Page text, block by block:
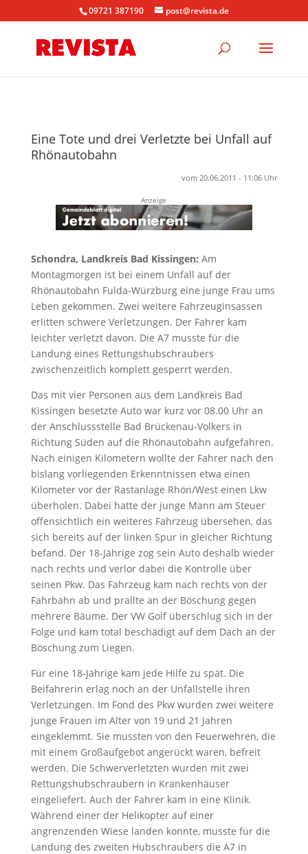
09721 387190 post@revista.de
Eine Tote und drei Verletzte bei Unfall auf
Rhönautobahn
vom 20.06.2011 - 11:06 Uhr
Anzeige
Schondra, Landkreis Bad Kissingen: Am
Montagmorgen ist bei einem Unfall auf der
Rhönautobahn Fulda-Würzburg eine junge Frau ums
Leben gekommen. Zwei weitere Fahrzeuginsassen
erlitten schwere Verletzungen. Der Fahrer kam
leichter verletzt davon. Die A7 musste für die
Landung eines Rettungshubschraubers
zwischenzeitlich komplett gesperrt werden.
Das mit vier Personen aus dem Landkreis Bad
Kissingen besetzte Auto war kurz vor 08.00 Uhr an
der Anschlussstelle Bad Brückenau-Volkers in
Richtung Süden auf die Rhönautobahn aufgefahren.
Nach einigen Kilometern wollte der Fahrer nach den
bislang vorliegenden Erkenntnissen etwa einen
Kilometer vor der Rastanlage Rhön/West einen Lkw
überholen. Dabei hatte der junge Mann am Steuer
offensichtlich ein weiteres Fahrzeug übersehen, das
sich bereits auf der linken Spur in gleicher Richtung
befand. Der 18-Jährige zog sein Auto deshalb wieder
nach rechts und verlor dabei die Kontrolle über
seinen Pkw. Das Fahrzeug kam nach rechts von der
Fahrbahn ab und prallte an der Böschung gegen
mehrere Bäume. Der VW Golf überschlug sich in der
Folge und kam total beschädigt auf dem Dach an der
Böschung zum Liegen.
Für eine 18-Jährige kam jede Hilfe zu spät. Die
Beifahrerin erlag noch an der Unfallstelle ihren
Verletzungen. Im Fond des Pkw wurden zwei weitere
junge Frauen im Alter von 19 und 21 Jahren
eingeklemmt. Sie mussten von den Feuerwehren, die
mit einem Großaufgebot angerückt waren, befreit
werden. Die Schwerverletzten wurden mit zwei
Rettungshubschraubern in Krankenhäuser
eingeliefert. Auch der Fahrer kam in eine Klinik.
Während einer der Helikopter auf einer
angrenzenden Wiese landen konnte, musste für die
Landung des zweiten Hubschraubers die A7 in